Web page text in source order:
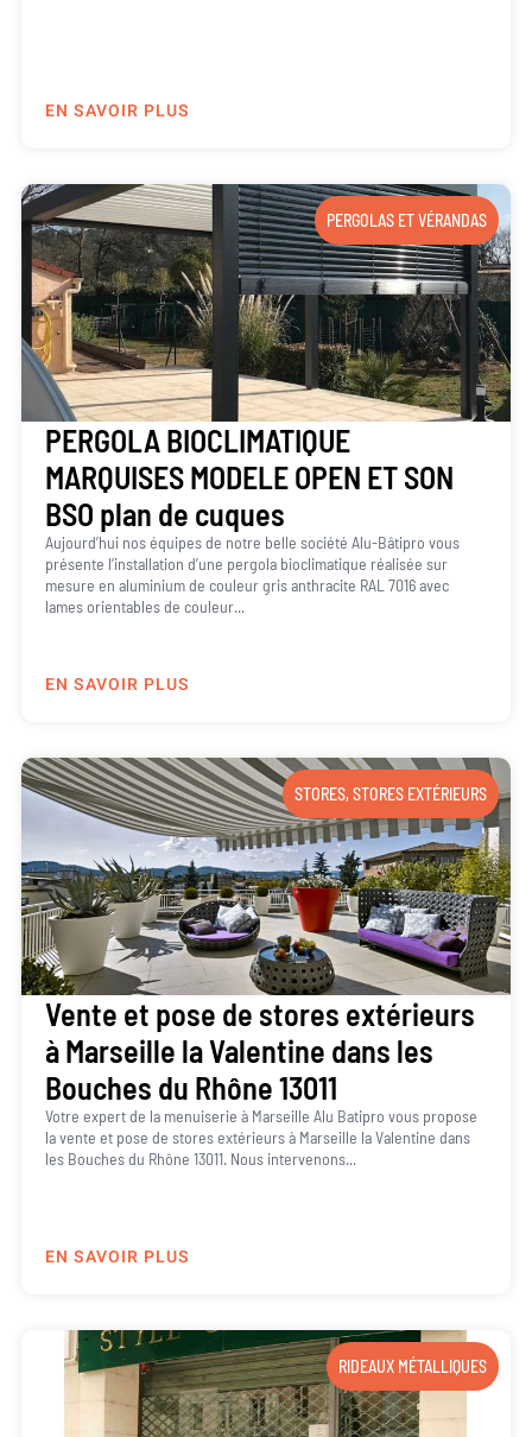
EN SAVOIR PLUS
PERGOLAS ET VÉRANDAS
PERGOLA BIOCLIMATIQUE
MARQUISES MODELE OPEN ET SON
BSO plan de cuques
Aujourd’hui nos équipes de notre belle société Alu-Bâtipro vous
présente l’installation d’une pergola bioclimatique réalisée sur
mesure en aluminium de couleur gris anthracite RAL 7016 avec
lames orientables de couleur...
EN SAVOIR PLUS
STORES,STORES EXTÉRIEURS
Vente et pose de stores extérieurs
à Marseille la Valentine dans les
Bouches du Rhône 13011
Votre expert de la menuiserie à Marseille Alu Batipro vous propose
la vente et pose de stores extérieurs à Marseille la Valentine dans
les Bouches du Rhône 13011. Nous intervenons...
EN SAVOIR PLUS
RIDEAUX MÉTALLIQUES